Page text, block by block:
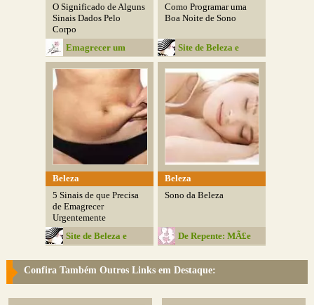
O Significado de Alguns
Sinais Dados Pelo
Corpo
Emagrecer um
Desafio
Como Programar uma
Boa Noite de Sono
Site de Beleza e
Moda
Beleza
5 Sinais de que Precisa
de Emagrecer
Urgentemente
Site de Beleza e
Beleza
Sono da Beleza
De Repente: MÃ£e
Confira Também Outros Links em Destaque: